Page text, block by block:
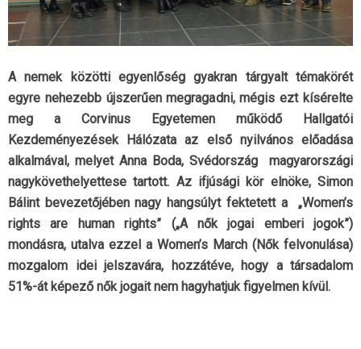
A nemek közötti egyenlőség gyakran tárgyalt témakörét
egyre nehezebb újszerűen megragadni, mégis ezt kísérelte
meg a Corvinus Egyetemen működő Hallgatói
Kezdeményezések Hálózata az első nyilvános előadása
alkalmával, melyet Anna Boda, Svédország magyarországi
nagykövethelyettese tartott. Az ifjúsági kör elnöke, Simon
Bálint bevezetőjében nagy hangsúlyt fektetett a „Women’s
rights are human rights” („A nők jogai emberi jogok”)
mondásra, utalva ezzel a Women’s March (Nők felvonulása)
mozgalom idei jelszavára, hozzátéve, hogy a társadalom
51%-át képező nők jogait nem hagyhatjuk figyelmen kívül.